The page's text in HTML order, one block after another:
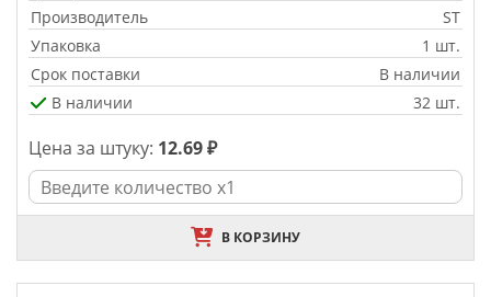
Производитель
ST
Упаковка
1 шт.
Срок поставки
В наличии
В наличии
32 шт.
Цена за штуку: 12.69 ₽
В КОРЗИНУ